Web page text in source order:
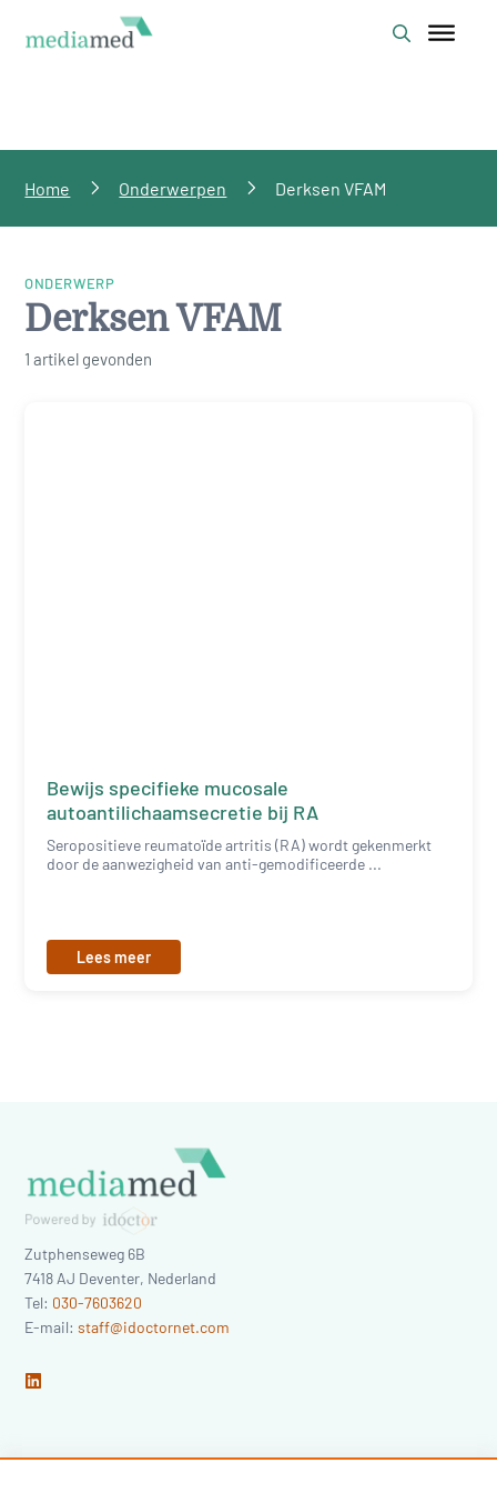
Home Onderwerpen Derksen VFAM
ONDERWERP
Derksen VFAM
1 artikel gevonden
Bewijs specifieke mucosale
autoantilichaamsecretie bij RA
Seropositieve reumatoïde artritis (RA) wordt gekenmerkt
door de aanwezigheid van anti-gemodificeerde ...
Lees meer
Zutphenseweg 6B
7418 AJ Deventer, Nederland
Tel: 030-7603620
E-mail:staff@idoctornet.com